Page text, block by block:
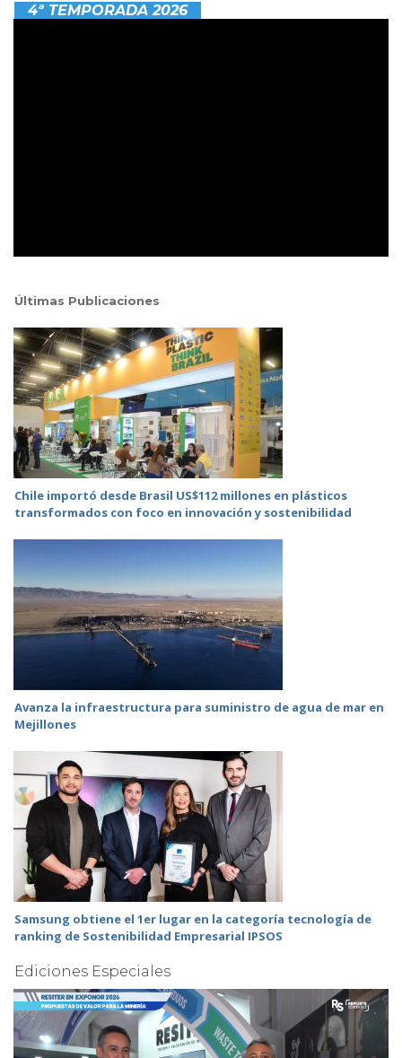
4ª TEMPORADA 2026
Últimas Publicaciones
Chile importó desde Brasil US$112 millones en plásticos
transformados con foco en innovación y sostenibilidad
Avanza la infraestructura para suministro de agua de mar en
Mejillones
Samsung obtiene el 1er lugar en la categoría tecnología de
ranking de Sostenibilidad Empresarial IPSOS
Ediciones Especiales